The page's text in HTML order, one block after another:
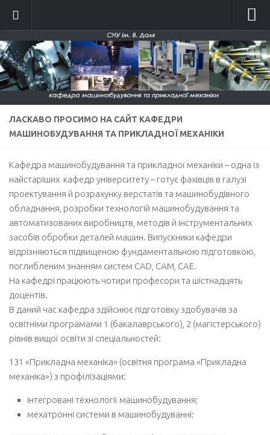
Головна
Про кафедру
Історія кафедри
Склад кафедри
Фотографії
Фотографії до 2014 року
Фотографії 2015-2016
Фотографії 2017-2018
Фотографії 2019-2020
Фото кафедри 2021-2026
Освіта
Сертифікати про акредитацію
Дисципліни кафедри
Монографії з 2014 року
ЛАСКАВО ПРОСИМО НА САЙТ КАФЕДРИ
МАШИНОБУДУВАННЯ ТА ПРИКЛАДНОЇ МЕХАНІКИ
Кафедра машинобудування та прикладної механіки – одна із
найстаріших кафедр університету – готує фахівців в галузі
проектування й розрахунку верстатів та машинобудівного
обладнання, розробки технологій машинобудування та
автоматизованих виробництв, методів й інструментальних
засобів обробки деталей машин. Випускники кафедри
відрізняються підвищеною фундаментальною підготовкою,
поглибленим знанням систем CAD, CAM, CAE.
На кафедрі працюють чотири професори та шістнадцять
доцентів.
В даний час кафедра здійснює підготовку здобувачів за
освітніми програмами 1 (бакалаврського), 2 (магістерського)
рівнів вищої освіти зі спеціальностей:
131 «Прикладна механіка» (освітня програма «Прикладна
механіка») з профілізаціями:
інтегровані технології машинобудування;
мехатронні системи в машинобудуванні;